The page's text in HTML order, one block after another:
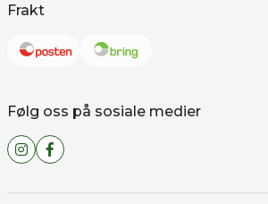
Frakt
Følg oss på sosiale medier